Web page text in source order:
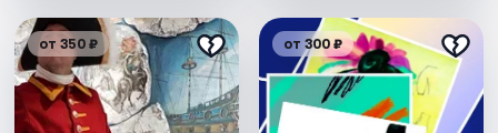
от 350 ₽ от 300 ₽